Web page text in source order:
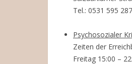
Tel.: 0531 595
Psychosozialer
Zeiten der
Freitag 15:00 –